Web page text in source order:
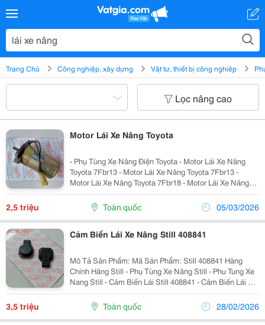
Trang Chủ Công nghiệp, xây dựng Vật tư, thiết bị công nghiệp
Lọc nâng cao
Motor Lái Xe Nâng Toyota
- Phụ Tùng Xe Nâng Điện Toyota - Motor Lái Xe Nâng
Toyota 7Fbr13 - Motor Lái Xe Nâng Toyota 7Fbr13 -
Motor Lái Xe Nâng Toyota 7Fbr18 - Motor Lái Xe Nâng
Toyota 7Fbr20 - Motor Lái Xe Nâng Toyota 8Fbr13 -
2,5 triệu Toàn quốc 05/03/2026
Cảm Biến Lái Xe Nâng Still 408841
Mô Tả Sản Phẩm: Mã Sản Phẩm: Still 408841 Hàng
Chính Hãng Still - Phụ Tùng Xe Nâng Still - Phu Tung Xe
Nang Still - Cảm Biến Lái Still 408841 - Cảm Biến Lái Xe
Nâng Still 408841 - Bạc Đạn Cảm Biến Tốc Độ Motor -
3,5 triệu Toàn quốc 28/02/2026